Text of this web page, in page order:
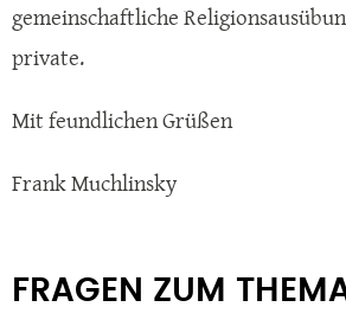
gemeinschaftliche
private.
Mit feundlichen Grüßen
Frank Muchlinsky
FRAGEN ZUM